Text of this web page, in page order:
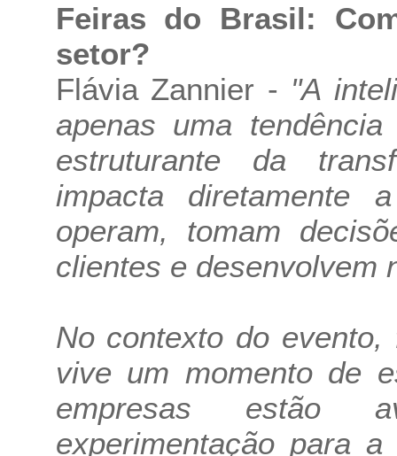
Feiras do Brasil:
setor?
Flávia Zannier - "A
apenas uma
estruturante da
impacta diretamente
operam, tomam
clientes e desenvolvem
No contexto do
vive um momento de
empresas estão
experimentação para